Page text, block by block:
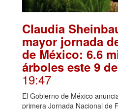
Claudia
mayor jornada
de México: 6.6
árboles este 9
19:47
El Gobierno de México
primera Jornada Nacional de